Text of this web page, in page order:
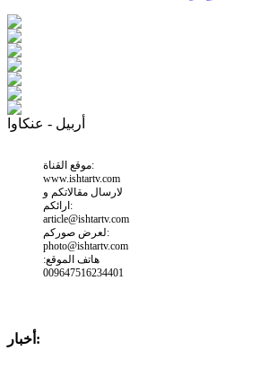
أربيل - عنكاوا
موقع القناة:
www.ishtartv.com
لارسال مقالاتكم و
ارائكم:
article@ishtartv.com
لعرض صوركم:
photo@ishtartv.com
هاتف الموقع:
009647516234401
أخبار: